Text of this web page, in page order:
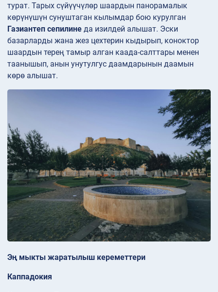
турат. Тарых сүйүүчүлөр шаардын панорамалык
көрүнүшүн сунуштаган кылымдар бою курулган
Газиантеп сепилине да изилдей алышат. Эски
базарларды жана жез цехтерин кыдырып, коноктор
шаардын терең тамыр алган каада-салттары менен
таанышып, анын унутулгус даамдарынын даамын
көрө алышат.
Эң мыкты жаратылыш кереметтери
Каппадокия